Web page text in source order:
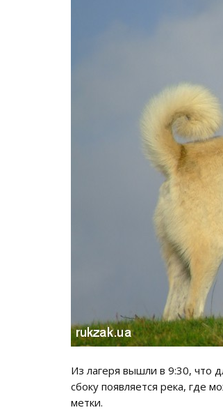
Из лагеря вышли в 9:30, что
сбоку появляется река, где
метки.